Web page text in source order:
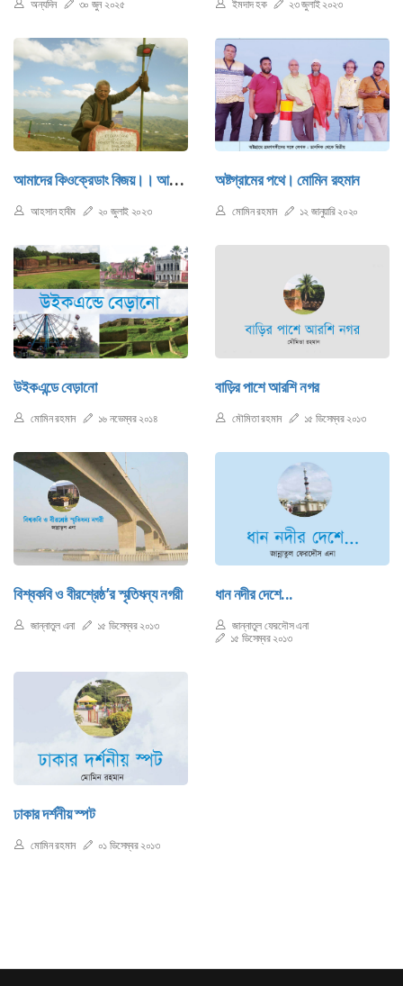
অন্যদিন ৩০ জুন ২০২৫ ইমদাদ হক ২৩ জুলাই ২০২৩
আমাদের কিওক্রেডাং বিজয়।। আহসান হাবীব
আহসান হাবীব ২০ জুলাই ২০২৩
অষ্টগ্রামের পথে। মোমিন রহমান
মোমিন রহমান ১২ জানুয়ারি ২০২০
উইকএন্ডে বেড়ানো
মোমিন রহমান ১৬ নভেম্বর ২০১৪
বাড়ির পাশে আরশি নগর
মৌমিতা রহমান ১৫ ডিসেম্বর ২০১৩
বিশ্বকবি ও বীরশ্রেষ্ঠ’র স্মৃতিধন্য নগরী
জান্নাতুল এনা ১৫ ডিসেম্বর ২০১৩
ধান নদীর দেশে...
জান্নাতুল ফেরদৌস এনা
১৫ ডিসেম্বর ২০১৩
ঢাকার দর্শনীয় স্পট
মোমিন রহমান ০১ ডিসেম্বর ২০১৩